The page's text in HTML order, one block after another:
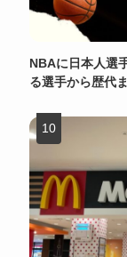
NBAに日本人選
る選手から歴代